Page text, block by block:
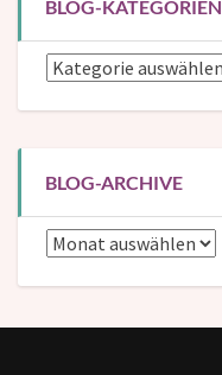
BLOG-KATEGORIEN
Blog-
BLOG-ARCHIVE
Blog-